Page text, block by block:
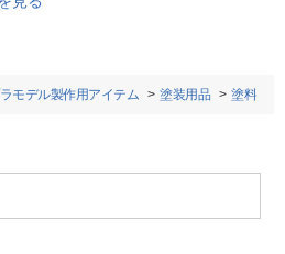
モデル製作用アイテム 塗装用品 塗料